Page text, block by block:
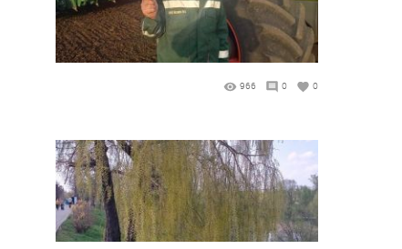
966 0 0